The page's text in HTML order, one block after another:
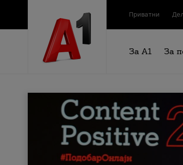
Приватни
За А1 За